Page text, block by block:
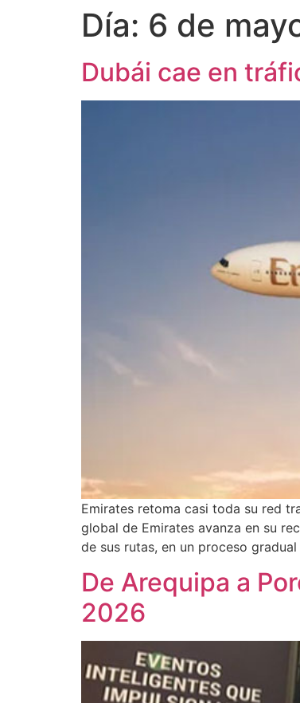
Día: 6 de
Dubái cae en
Emirates retoma casi toda su red
global de Emirates avanza en su
de sus rutas, en un proceso
De Arequipa a
2026